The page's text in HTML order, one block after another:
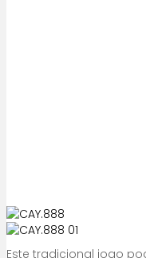
Este tradicional jogo